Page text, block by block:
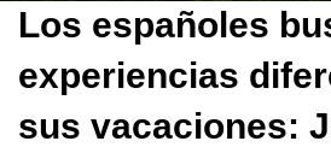
Los españoles
experiencias
sus vacaciones: